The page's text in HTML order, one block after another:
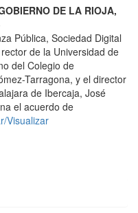
DE LA RIOJA,
Pública, Sociedad Digital
de la Universidad de
del Colegio de
Tarragona, y el director
de Ibercaja, José
el acuerdo de
Visualizar